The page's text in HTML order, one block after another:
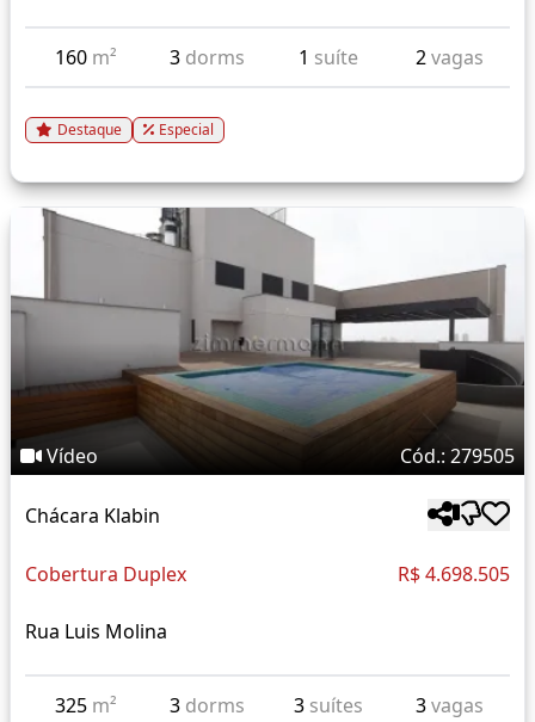
160 m² 3 dorms 1 suíte 2vagas
Destaque Especial
Vídeo Cód.: 279505
Chácara Klabin
Cobertura Duplex R$ 4.698.505
Rua Luis Molina
325 m² 3 dorms 3 suítes 3vagas